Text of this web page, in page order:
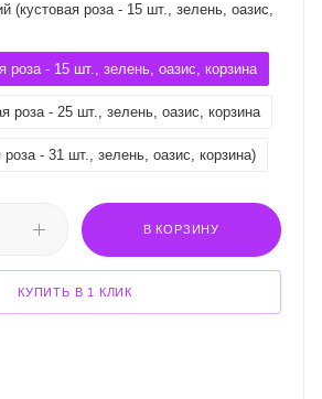
(кустовая роза - 15 шт., зелень, оазис,
роза - 15 шт., зелень, оазис, корзина
роза - 25 шт., зелень, оазис, корзина
- 31 шт., зелень, оазис, корзина)
В КОРЗИНУ
КУПИТЬ В 1 КЛИК